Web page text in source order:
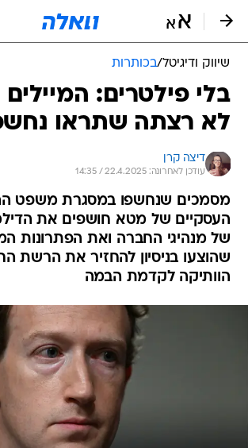
שיווק ודיגיטל/בכותרות
בלי פילטרים:
לא רצתה שתראו
דיצה קרן
עודכן לאחרונה: 22.4.2025 / 14:35
מסמכים שנחשפו במסגרת משפט
העסקיים של מטא חושפים את
של מנהיגי החברה ואת הפתרונות
שהוצעו בניסיון להחזיר את הרשת
הוותיקה לקדמת הבמה